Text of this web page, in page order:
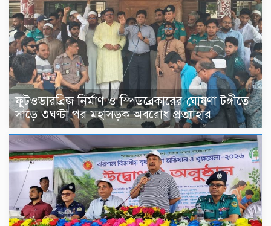
ফুটওভারব্রিজ নির্মাণ ও স্পিডব্রেকারের ঘোষণা টঙ্গীতে
সাড়ে ৩ঘণ্টা পর মহাসড়ক অবরোধ প্রত্যাহার